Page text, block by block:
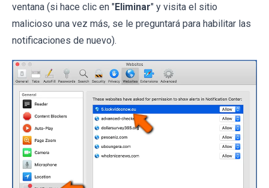
ventana (si hace clic en "Eliminar" y visita el sitio
malicioso una vez más, se le preguntará para habilitar las
notificaciones de nuevo).